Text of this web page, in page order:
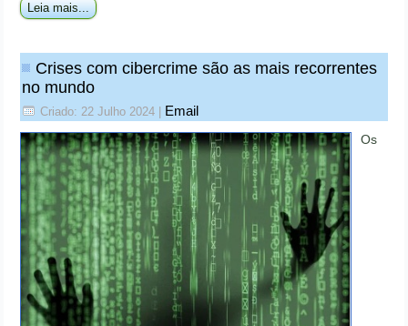
Leia mais...
Crises com cibercrime são as mais recorrentes
no mundo
Criado: 22 Julho 2024 Email
Os